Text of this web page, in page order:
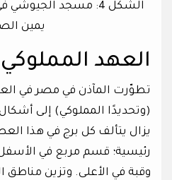
الشكل 4: مسجد
يمين
العهد المملوكي
تطوّرت المآذن في مصر في
(وتحديدًا المملوكي) إلى
يزال يتألف كل برج في هذا
رئيسية؛ قسم مربع في
وقبة في الأعلى. وتزين مناطق